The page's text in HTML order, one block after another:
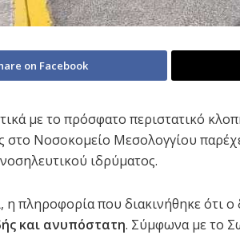
on Facebook
με το πρόσφατο περιστατικό
στο Νοσοκομείο Μεσολογγίου
ιδρύματος.
η πληροφορία που διακινήθηκε ότι
και ανυπόστατη. Σύμφωνα με το